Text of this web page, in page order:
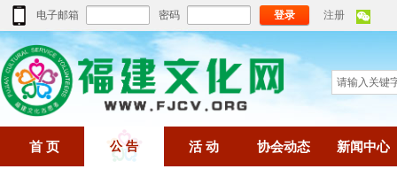
电子邮箱 密码 登录 注册
首 页 公 告 活 动 协会动态 新闻中心